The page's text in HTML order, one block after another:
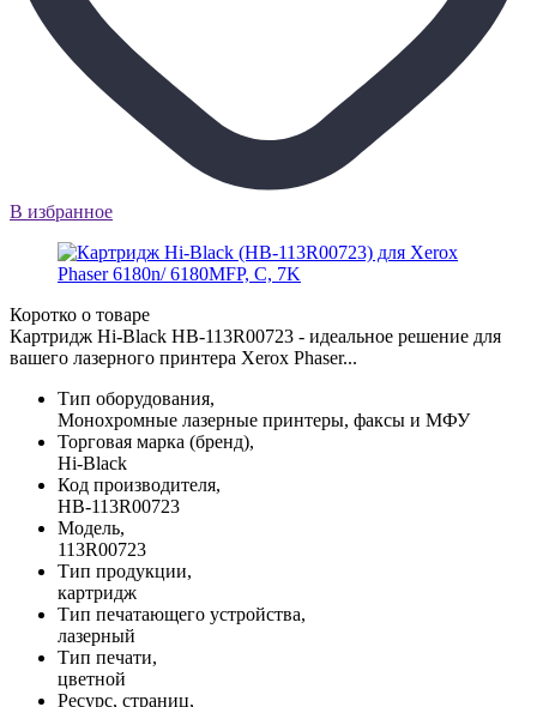
В избранное
Коротко о товаре
Картридж Hi-Black HB-113R00723 - идеальное решение для
вашего лазерного принтера Xerox Phaser...
Тип оборудования,
Монохромные лазерные принтеры, факсы и МФУ
Торговая марка (бренд),
Hi-Black
Код производителя,
HB-113R00723
Модель,
113R00723
Тип продукции,
картридж
Тип печатающего устройства,
лазерный
Тип печати,
цветной
Ресурс, страниц,